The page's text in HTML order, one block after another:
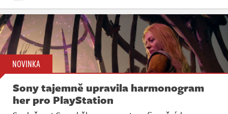
NOVINKA
Sony tajemně upravila harmonogram
her pro PlayStation